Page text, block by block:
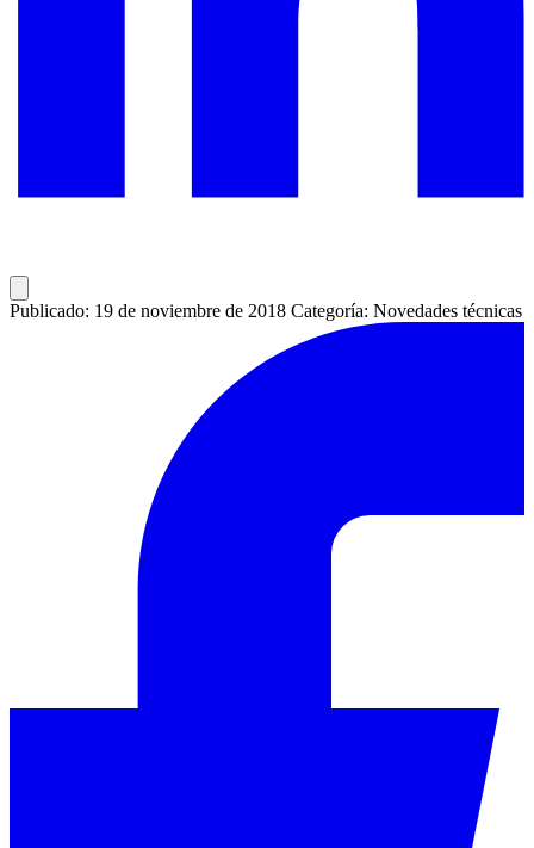
Publicado: 19 de noviembre de 2018 Categoría: Novedades técnicas